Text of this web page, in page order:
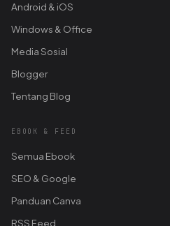
Android & iOS
Windows & Office
Media Sosial
Blogger
Tentang Blog
EBOOK & FEED
Semua Ebook
SEO & Google
Panduan Canva
RSS Feed